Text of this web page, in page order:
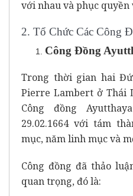
với nhau và phục
2. Tổ Chức Các Công
Công Đồng
Trong thời gian hai
Pierre Lambert ở Thái
Công đồng Ayutthaya
29.02.1664 với tám
mục, năm linh mục và
Công đồng đã thảo
quan trọng, đó là: